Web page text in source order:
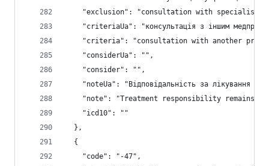
"exclusion": "consultation with specialist
"criteriaUa": "консультація з іншим
"criteria": "consultation with another
    "considerUa": "",
    "consider": "",
"noteUa": "Відповідальність за лікування
"note": "Treatment responsibility remains
    "icd10": ""
  },
  {
    "code": "-47",